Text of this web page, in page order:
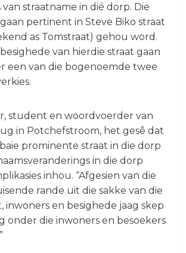
straatname in dié dorp. Die
pertinent in Steve Biko straat
as Tomstraat) gehou word.
van hierdie straat gaan
een van die bogenoemde twee
student en woordvoerder van
in Potchefstroom, het gesê dat
baie prominente straat in die dorp
in die dorp
inhou. “Afgesien van die
rande uit die sakke van die
inwoners en besighede jaag skep
onder die inwoners en besoekers